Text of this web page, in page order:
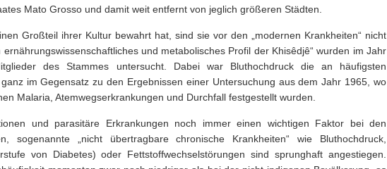
Mato Grosso und damit weit entfernt von jeglich größeren Städten.
Großteil ihrer Kultur bewahrt hat, sind sie vor den „modernen Krankheiten“ nicht
ernährungswissenschaftliches und metabolisches Profil der Khisêdjê“ wurden im Jahr
des Stammes untersucht. Dabei war Bluthochdruck die an häufigsten
im Gegensatz zu den Ergebnissen einer Untersuchung aus dem Jahr 1965, wo
Malaria, Atemwegserkrankungen und Durchfall festgestellt wurden.
und parasitäre Erkrankungen noch immer einen wichtigen Faktor bei den
sogenannte „nicht übertragbare chronische Krankheiten“ wie Bluthochdruck,
von Diabetes) oder Fettstoffwechselstörungen sind sprunghaft angestiegen.